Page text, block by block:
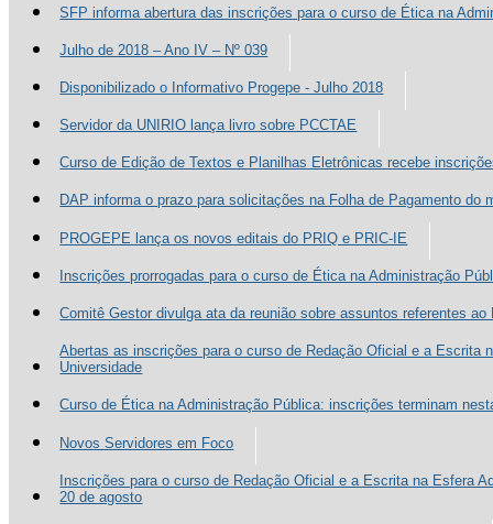
SFP informa abertura das inscrições para o curso de Ética na
Julho de 2018 – Ano IV – Nº 039
Disponibilizado o Informativo Progepe - Julho 2018
Servidor da UNIRIO lança livro sobre PCCTAE
Curso de Edição de Textos e Planilhas Eletrônicas recebe
DAP informa o prazo para solicitações na Folha de Pagamento do
PROGEPE lança os novos editais do PRIQ e PRIC-IE
Inscrições prorrogadas para o curso de Ética na Administração
Comitê Gestor divulga ata da reunião sobre assuntos referentes ao
Abertas as inscrições para o curso de Redação Oficial e a Escrita
Universidade
Curso de Ética na Administração Pública: inscrições terminam
Novos Servidores em Foco
Inscrições para o curso de Redação Oficial e a Escrita na Esfera
20 de agosto